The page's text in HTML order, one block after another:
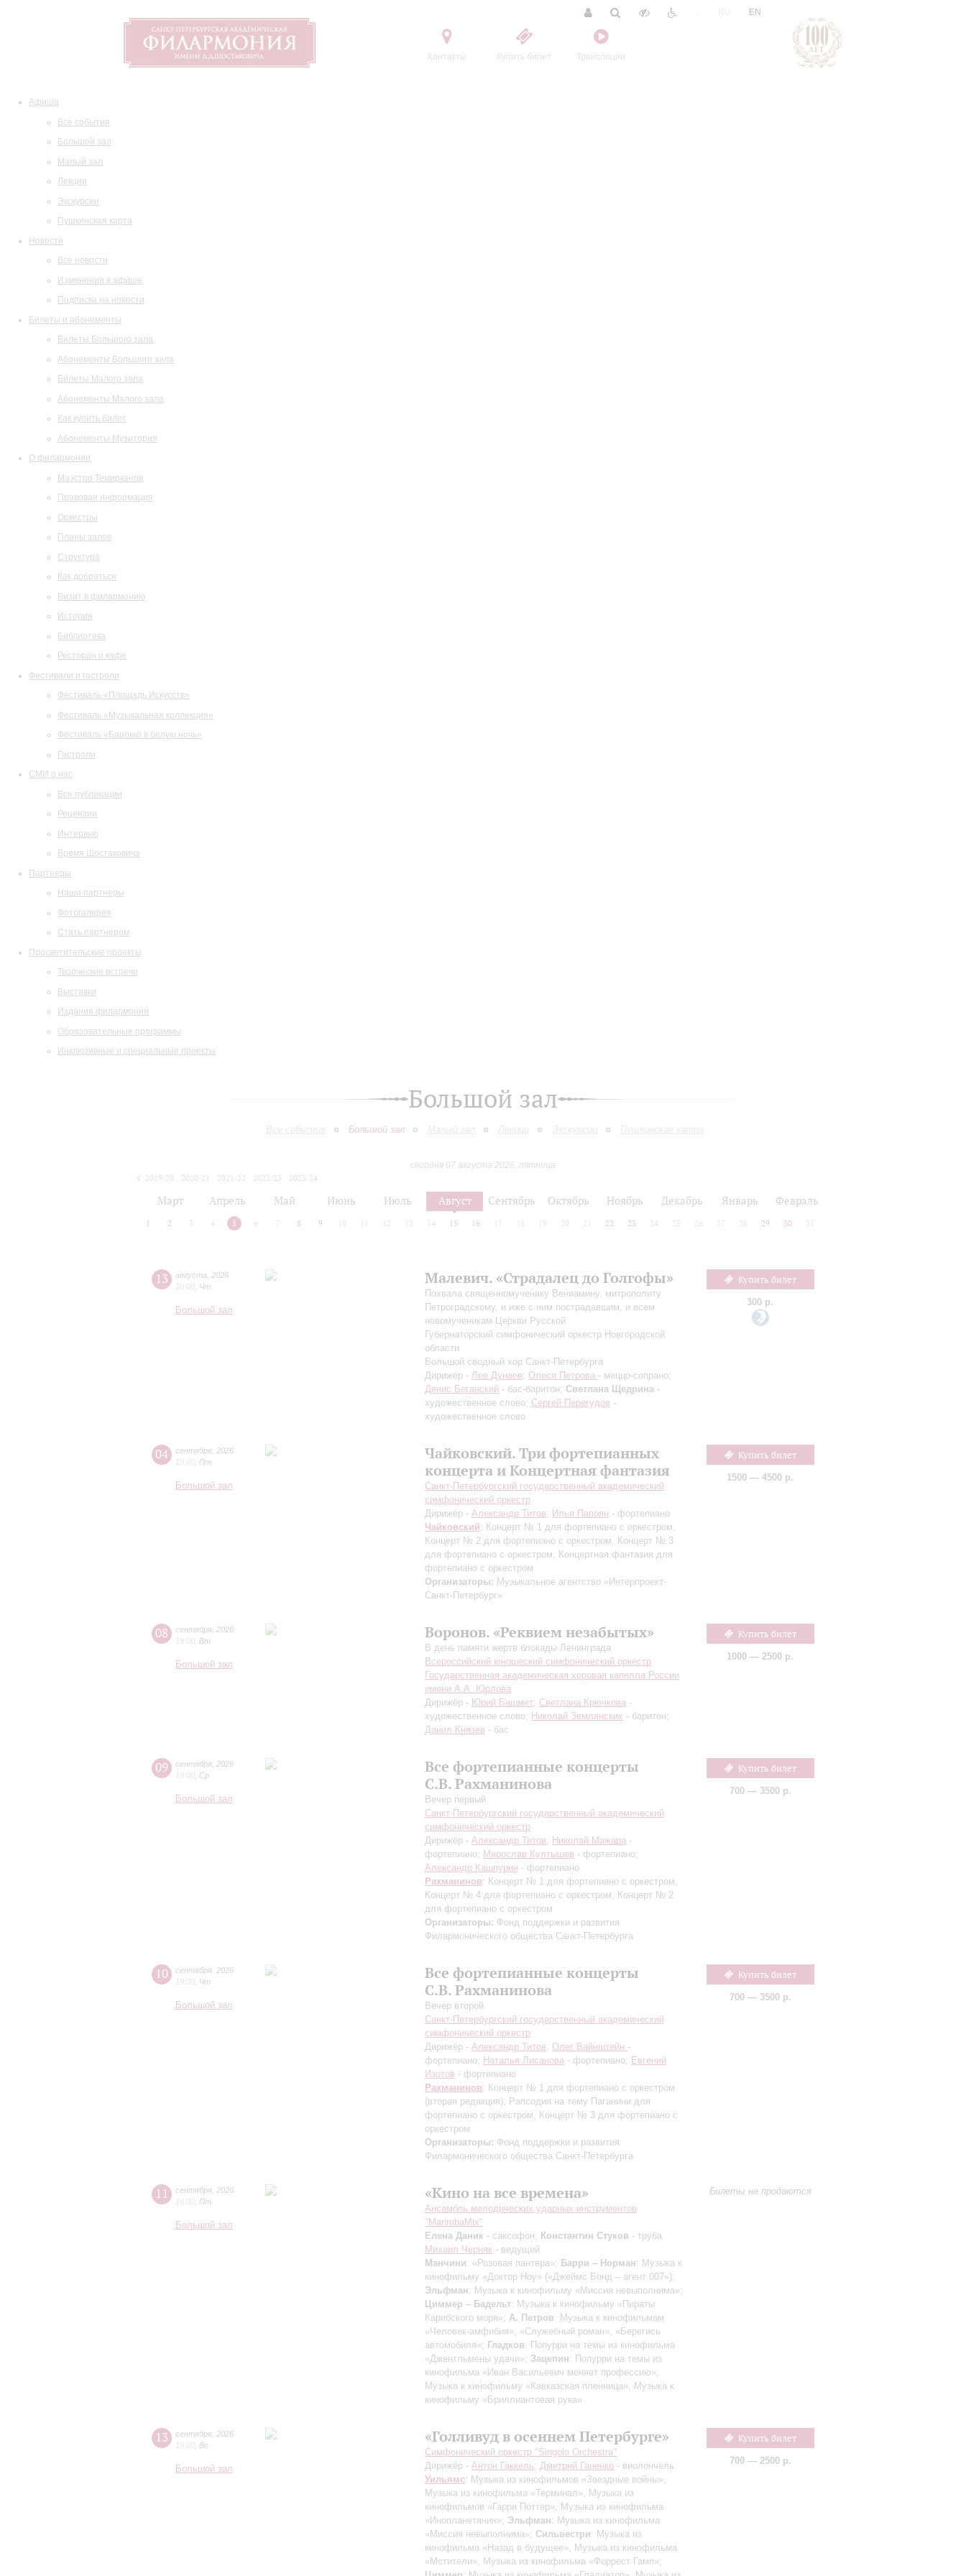
Контакты Купить билет Трансляции
EN
Афиша
Все события
Большой зал
Малый зал
Лекции
Экскурсии
Пушкинская карта
Новости
Все новости
Изменения в афише
Подписка на новости
Билеты и абонементы
Билеты Большого зала
Абонементы Большого зала
Билеты Малого зала
Абонементы Малого зала
Как купить билет
Абонементы Музитория
О филармонии
Маэстро Темирканов
Правовая информация
Оркестры
Планы залов
Структура
Как добраться
Визит в филармонию
История
Библиотека
Ресторан и кафе
Фестивали и гастроли
Фестиваль «Площадь Искусств»
Фестиваль «Музыкальная коллекция»
Фестиваль «Барокко в белую ночь»
Гастроли
СМИ о нас
Все публикации
Рецензии
Интервью
Время Шостаковича
Партнеры
Наши партнеры
Фотогалерея
Стать партнером
Просветительские проекты
Творческие встречи
Выставки
Издания филармонии
Образовательные программы
Инклюзивные и специальные проекты
Большой зал
Все события Большой зал Малый зал Лекции Экскурсии Пушкинская карта
сегодня 07 августа 2026, пятница
2019/20
2020/21 2021/22 2022/23
2023/24
Март Апрель Май Июнь Июль Август Сентябрь Октябрь Ноябрь Декабрь Январь Февраль
1 2 3 4 5 6 7 8 9 10 12 13 14 15 16 17 18 19 20 21 22 23 24 25 26 27 28 29 30 31
13 августа
2026
20:00 Чт
Большой зал
Малевич. «Страдалец до Голгофы»
Похвала священномученику Вениамину, митрополиту
Петроградскому, и иже с ним пострадавшим, и всем
новомученикам Церкви Русской
Губернаторский симфонический оркестр Новгородской
области
Большой сводный хор Санкт-Петербурга
Дирижёр - Лев Дунаев; Олеся Петрова - меццо-сопрано;
Денис Беганский - бас-баритон; Светлана Щедрина -
художественное слово; Сергей Перегудов -
художественное слово
Купить билет
300 р.
04 сентября 2026
19:00 Пт
Большой зал
Чайковский. Три фортепианных
концерта и Концертная фантазия
Санкт-Петербургский государственный академический
симфонический оркестр
Дирижёр - Александр Титов; Илья Папоян - фортепиано
Чайковский: Концерт № 1 для фортепиано с оркестром,
Концерт № 2 для фортепиано с оркестром, Концерт № 3
для фортепиано с оркестром, Концертная фантазия для
фортепиано с оркестром
Организаторы: Музыкальное агентство «Интерпроект-
Санкт-Петербург»
Купить билет
1500 — 4500 р.
08 сентября 2026
19:00 Вт
Большой зал
Воронов. «Реквием незабытых»
В день памяти жертв блокады Ленинграда
Всероссийский юношеский симфонический оркестр
Государственная академическая хоровая капелла России
имени А.А. Юрлова
Дирижёр - Юрий Башмет; Светлана Крючкова -
художественное слово; Николай Землянских - баритон;
Данил Князев - бас
Купить билет
1000 — 2500 р.
09 сентября 2026
19:00 Ср
Большой зал
Все фортепианные концерты
С.В. Рахманинова
Вечер первый
Санкт-Петербургский государственный академический
симфонический оркестр
Дирижёр - Александр Титов; Николай Мажара -
фортепиано; Мирослав Култышев - фортепиано;
Александр Кашпурин - фортепиано
Рахманинов: Концерт № 1 для фортепиано с оркестром,
Концерт № 4 для фортепиано с оркестром, Концерт № 2
для фортепиано с оркестром
Организаторы: Фонд поддержки и развития
Филармонического общества Санкт-Петербурга
Купить билет
700 — 3500 р.
10 сентября 2026
19:00 Чт
Большой зал
Все фортепианные концерты
С.В. Рахманинова
Вечер второй
Санкт-Петербургский государственный академический
симфонический оркестр
Дирижёр - Александр Титов; Олег Вайнштейн -
фортепиано; Наталья Лисанова - фортепиано; Евгений
Изотов - фортепиано
Рахманинов: Концерт № 1 для фортепиано с оркестром
(вторая редакция), Рапсодия на тему Паганини для
фортепиано с оркестром, Концерт № 3 для фортепиано с
оркестром
Организаторы: Фонд поддержки и развития
Филармонического общества Санкт-Петербурга
Купить билет
700 — 3500 р.
11 сентября 2026
16:00 Пт
Большой зал
«Кино на все времена»
Ансамбль мелодических ударных инструментов
"MarimbaMix"
Елена Даник - саксофон; Константин Стуков - труба
Михаил Черняк - ведущий
Манчини: «Розовая пантера»; Барри – Норман: Музыка к
кинофильму «Доктор Ноу» («Джеймс Бонд – агент 007»);
Эльфман: Музыка к кинофильму «Миссия невыполнима»;
Циммер – Бадельт: Музыка к кинофильму «Пираты
Карибского моря»; А. Петров: Музыка к кинофильмам
«Человек-амфибия», «Служебный роман», «Берегись
автомобиля»; Гладков: Попурри на темы из кинофильма
«Джентльмены удачи»; Зацепин: Попурри на темы из
кинофильма «Иван Васильевич меняет профессию»,
Музыка к кинофильму «Кавказская пленница», Музыка к
кинофильму «Бриллиантовая рука»
Билеты не продаются
13 сентября 2026
19:00 Вс
Большой зал
«Голливуд в осеннем Петербурге»
Симфонический оркестр "Singolo Orchestra"
Дирижёр - Антон Гаккель; Дмитрий Ганенко - виолончель
Уильямс: Музыка из кинофильмов «Звездные войны»,
Музыка из кинофильма «Терминал», Музыка из
кинофильмов «Гарри Поттер», Музыка из кинофильма
«Инопланетянин»; Эльфман: Музыка из кинофильма
«Миссия невыполнима»; Сильвестри: Музыка из
кинофильма «Назад в будущее», Музыка из кинофильма
«Мстители», Музыка из кинофильма «Форрест Гамп»;
Купить билет
700 — 2500 р.